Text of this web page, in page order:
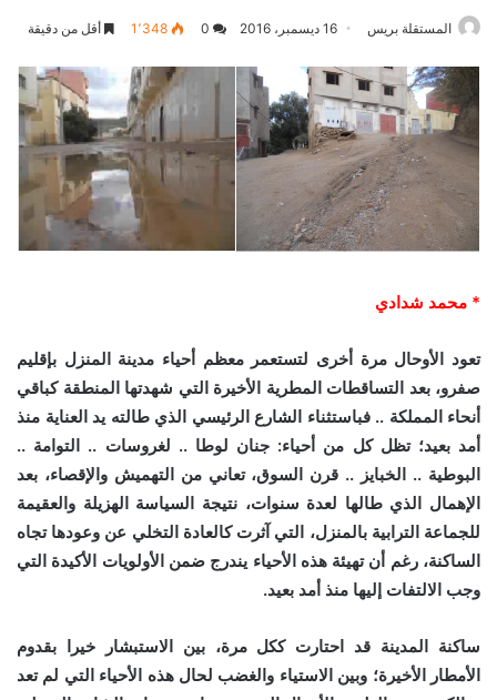
المستقلة بريس 16 ديسمبر، 2016 0 1٬348 أقل من دقيقة
* محمد شدادي
تعود الأوحال مرة أخرى لتستعمر معظم أحياء مدينة المنزل بإقليم
صفرو، بعد التساقطات المطرية الأخيرة التي شهدتها المنطقة كباقي
أنحاء المملكة .. فباستثناء الشارع الرئيسي الذي طالته يد العناية منذ
أمد بعيد؛ تظل كل من أحياء: جنان لوطا .. لغروسات .. التوامة ..
البوطية .. الخبايز .. قرن السوق، تعاني من التهميش والإقصاء، بعد
الإهمال الذي طالها لعدة سنوات، نتيجة السياسة الهزيلة والعقيمة
للجماعة الترابية بالمنزل، التي آثرت كالعادة التخلي عن وعودها تجاه
الساكنة، رغم أن تهيئة هذه الأحياء يندرج ضمن الأولويات الأكيدة التي
وجب الالتفات إليها منذ أمد بعيد.
ساكنة المدينة قد احتارت ككل مرة، بين الاستبشار خيرا بقدوم
الأمطار الأخيرة؛ وبين الاستياء والغضب لحال هذه الأحياء التي لم تعد